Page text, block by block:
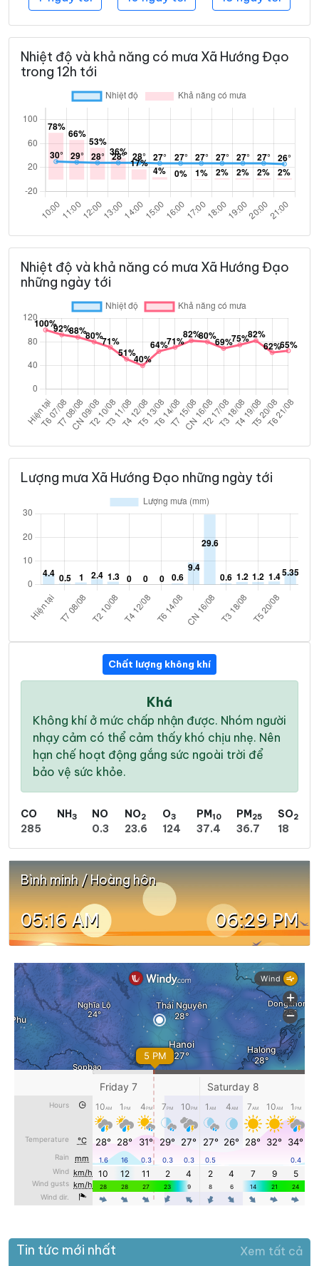
Nhiệt độ và khả năng có mưa Xã Hướng Đạo
trong 12h tới
Nhiệt độ và khả năng có mưa Xã Hướng Đạo
những ngày tới
Lượng mưa Xã Hướng Đạo những ngày tới
Chất lượng không khí
Khá
Không khí ở mức chấp nhận được. Nhóm người
nhạy cảm có thể cảm thấy khó chịu nhẹ. Nên
hạn chế hoạt động gắng sức ngoài trời để
bảo vệ sức khỏe.
CO
285
NH3
NO
0.3
NO2
23.6
O3
124
PM10
37.4
PM25
36.7
SO2
18
Bình minh / Hoàng hôn
05:16 AM 06:29 PM
Tin tức mới nhất Xem tất cả